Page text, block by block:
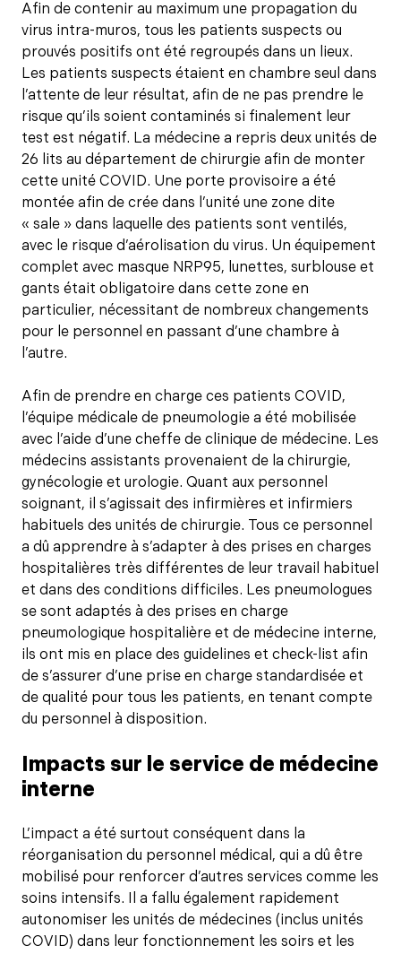
Afin de contenir au maximum une propagation du
virus intra-muros, tous les patients suspects ou
prouvés positifs ont été regroupés dans un lieux.
Les patients suspects étaient en chambre seul dans
l’attente de leur résultat, afin de ne pas prendre le
risque qu’ils soient contaminés si finalement leur
test est négatif. La médecine a repris deux unités de
26 lits au département de chirurgie afin de monter
cette unité COVID. Une porte provisoire a été
montée afin de crée dans l’unité une zone dite
« sale » dans laquelle des patients sont ventilés,
avec le risque d’aérolisation du virus. Un équipement
complet avec masque NRP95, lunettes, surblouse et
gants était obligatoire dans cette zone en
particulier, nécessitant de nombreux changements
pour le personnel en passant d’une chambre à
l’autre.
Afin de prendre en charge ces patients COVID,
l’équipe médicale de pneumologie a été mobilisée
avec l’aide d’une cheffe de clinique de médecine. Les
médecins assistants provenaient de la chirurgie,
gynécologie et urologie. Quant aux personnel
soignant, il s’agissait des infirmières et infirmiers
habituels des unités de chirurgie. Tous ce personnel
a dû apprendre à s’adapter à des prises en charges
hospitalières très différentes de leur travail habituel
et dans des conditions difficiles. Les pneumologues
se sont adaptés à des prises en charge
pneumologique hospitalière et de médecine interne,
ils ont mis en place des guidelines et check-list afin
de s’assurer d’une prise en charge standardisée et
de qualité pour tous les patients, en tenant compte
du personnel à disposition.
Impacts sur le service de médecine
interne
L’impact a été surtout conséquent dans la
réorganisation du personnel médical, qui a dû être
mobilisé pour renforcer d’autres services comme les
soins intensifs. Il a fallu également rapidement
autonomiser les unités de médecines (inclus unités
COVID) dans leur fonctionnement les soirs et les